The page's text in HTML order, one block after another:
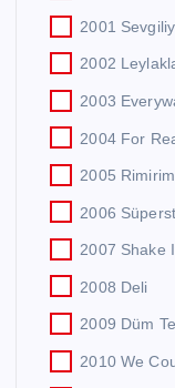
2001
2002
2003
2004 For
2005
2006
2007 Shake
2008 Deli
2009 Düm
2010 We